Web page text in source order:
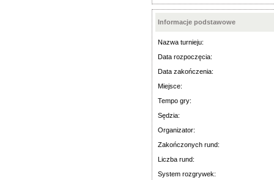
Informacje podstawowe
Nazwa turnieju:
Data rozpoczęcia:
Data zakończenia:
Miejsce:
Tempo gry:
Sędzia:
Organizator:
Zakończonych rund:
Liczba rund:
System rozgrywek: